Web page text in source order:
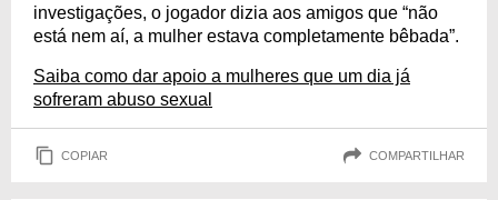
investigações, o jogador dizia aos amigos que “não
está nem aí, a mulher estava completamente bêbada”.
Saiba como dar apoio a mulheres que um dia já
sofreram abuso sexual
COPIAR COMPARTILHAR